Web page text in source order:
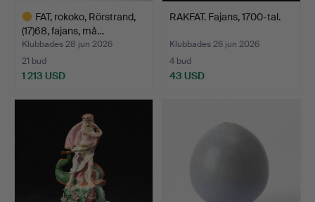
FAT, rokoko, Rörstrand,
(17)68, fajans, må…
Klubbades 28 jun 2026
21 bud
1 213 USD
RAKFAT. Fajans, 1700-tal.
Klubbades 26 jun 2026
4 bud
43 USD